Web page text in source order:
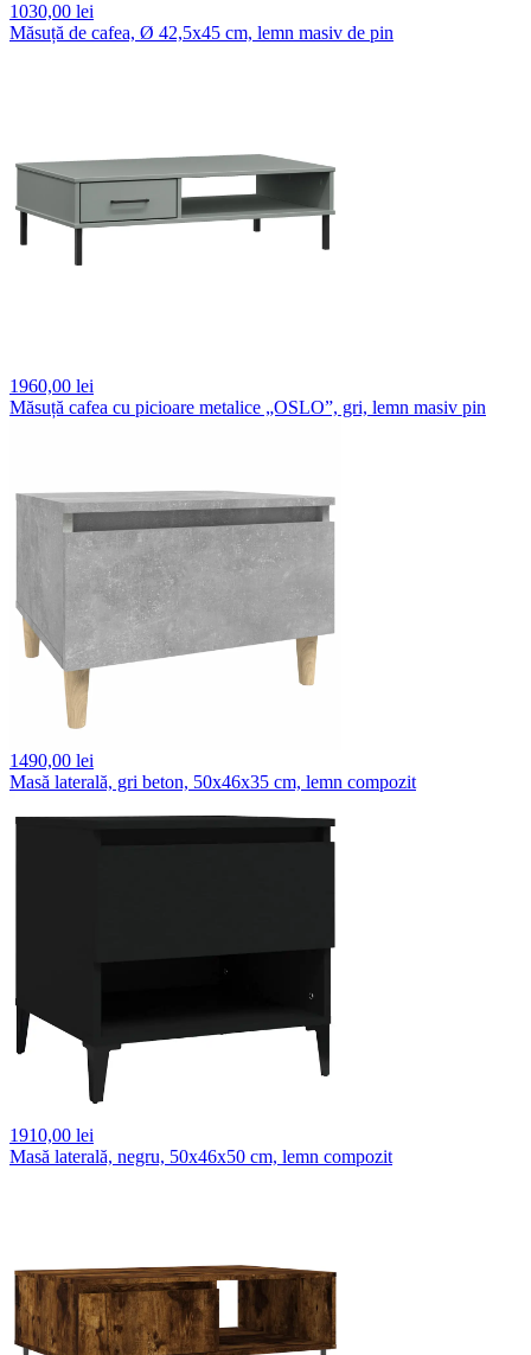
1030,00 lei
Măsuță de cafea, Ø 42,5x45 cm, lemn masiv de pin
1960,00 lei
Măsuță cafea cu picioare metalice „OSLO”, gri, lemn masiv pin
1490,00 lei
Masă laterală, gri beton, 50x46x35 cm, lemn compozit
1910,00 lei
Masă laterală, negru, 50x46x50 cm, lemn compozit